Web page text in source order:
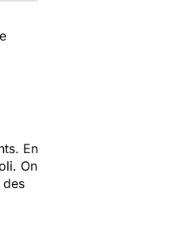
En
On